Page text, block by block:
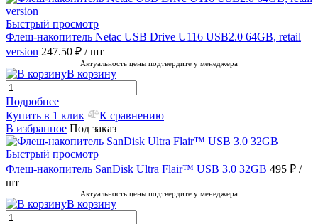
Быстрый просмотр
Флеш-накопитель Netac USB Drive U116 USB2.0 64GB, retail
version 247.50 ₽ / шт
Актуальность цены подтвердите у менеджера
В корзину
Подробнее
Купить в 1 клик
К сравнению
В избранное Под заказ
Быстрый просмотр
Флеш-накопитель SanDisk Ultra Flair™ USB 3.0 32GB 495 ₽ /
шт
Актуальность цены подтвердите у менеджера
В корзину